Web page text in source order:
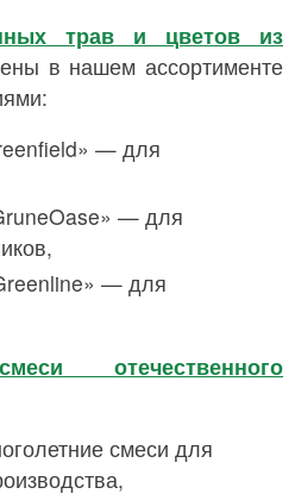
трав и цветов из
в нашем ассортименте
— для
— для
— для
отечественного
смеси для